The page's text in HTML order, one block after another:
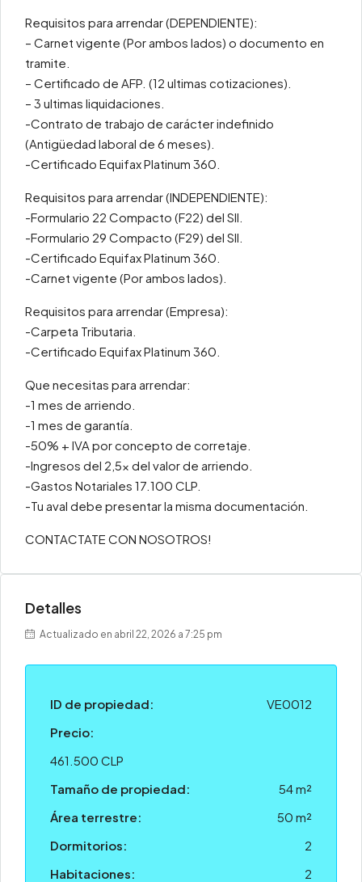
Requisitos para arrendar (DEPENDIENTE):
– Carnet vigente (Por ambos lados) o documento en
tramite.
– Certificado de AFP. (12 ultimas cotizaciones).
– 3 ultimas liquidaciones.
-Contrato de trabajo de carácter indefinido
(Antigüedad laboral de 6 meses).
-Certificado Equifax Platinum 360.
Requisitos para arrendar (INDEPENDIENTE):
-Formulario 22 Compacto (F22) del SII.
-Formulario 29 Compacto (F29) del SII.
-Certificado Equifax Platinum 360.
-Carnet vigente (Por ambos lados).
Requisitos para arrendar (Empresa):
-Carpeta Tributaria.
-Certificado Equifax Platinum 360.
Que necesitas para arrendar:
-1 mes de arriendo.
-1 mes de garantía.
-50% + IVA por concepto de corretaje.
-Ingresos del 2,5x del valor de arriendo.
-Gastos Notariales 17.100 CLP.
-Tu aval debe presentar la misma documentación.
CONTACTATE CON NOSOTROS!
Detalles
Actualizado en abril 22, 2026 a 7:25 pm
ID de propiedad:
VE0012
Precio:
461.500 CLP
Tamaño de propiedad:
54 m²
Área terrestre:
50 m²
Dormitorios:
2
Habitaciones:
2